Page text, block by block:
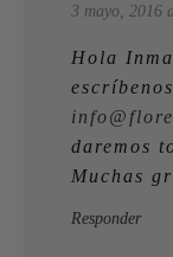
3 mayo, 2016
Hola Inma,
daremos
Muchas
Responder